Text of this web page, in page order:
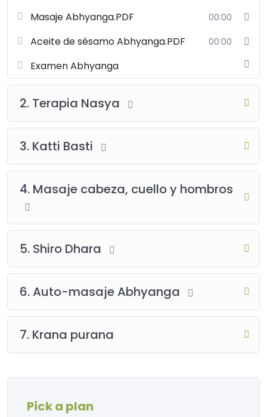
Masaje Abhyanga.PDF 00:00
Aceite de sésamo Abhyanga.PDF 00:00
Examen Abhyanga
2. Terapia Nasya
3. Katti Basti
4. Masaje cabeza, cuello y hombros
5. Shiro Dhara
6. Auto-masaje Abhyanga
7. Krana purana
Pick a plan